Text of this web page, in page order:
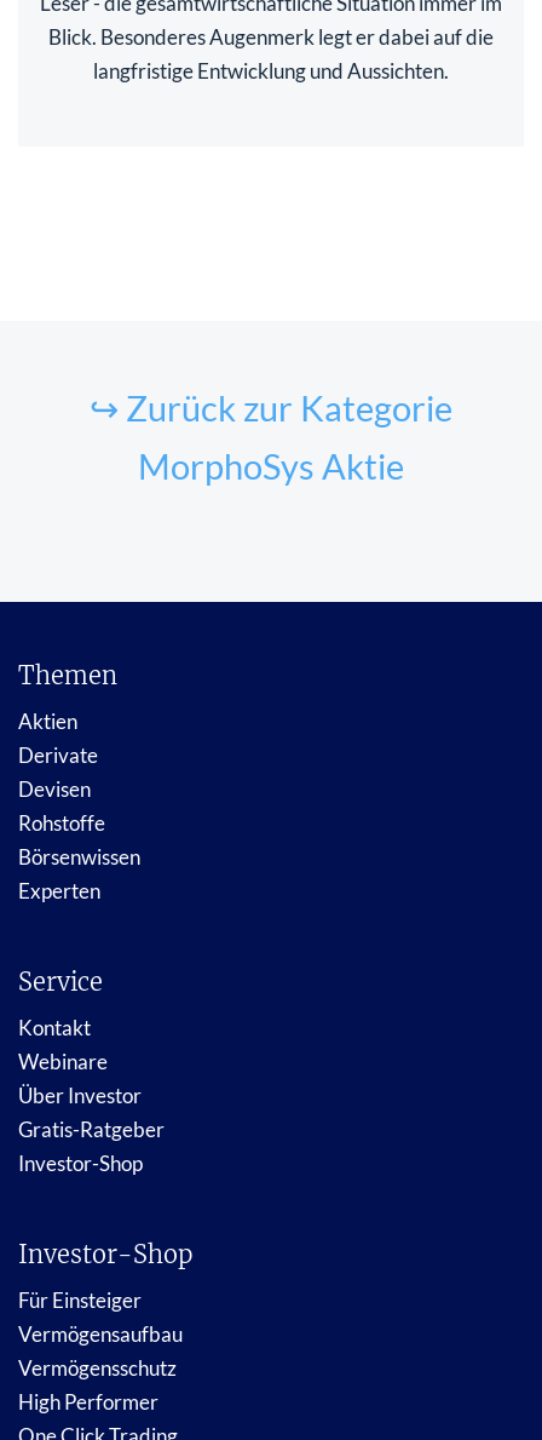
Blick. Besonderes Augenmerk legt er dabei auf die
langfristige Entwicklung und Aussichten.
↪ Zurück zur Kategorie
MorphoSys Aktie
Themen
Aktien
Derivate
Devisen
Rohstoffe
Börsenwissen
Experten
Service
Kontakt
Webinare
Über Investor
Gratis-Ratgeber
Investor-Shop
Investor-Shop
Für Einsteiger
Vermögensaufbau
Vermögensschutz
High Performer